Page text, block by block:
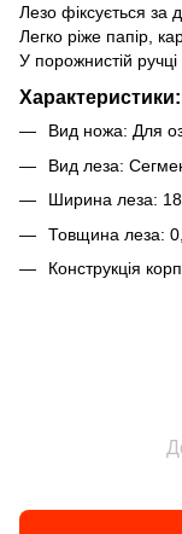
Лезо фіксується за
Легко ріже папір,
У порожнистій
Характеристики:
Вид ножа: Для
Вид леза:
Ширина леза:
Товщина леза:
Конструкція